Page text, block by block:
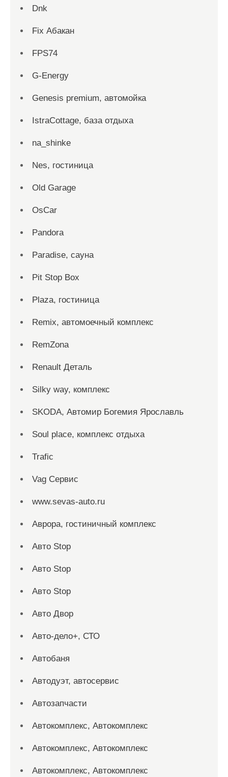
Dnk
Fix Абакан
FPS74
G-Energy
Genesis premium, автомойка
IstraCottage, база отдыха
na_shinke
Nes, гостиница
Old Garage
OsCar
Pandora
Paradise, сауна
Pit Stop Box
Plaza, гостиница
Remix, автомоечный комплекс
RemZona
Renault Деталь
Silky way, комплекс
SKODA, Автомир Богемия Ярославль
Soul place, комплекс отдыха
Trafic
Vag Сервис
www.sevas-auto.ru
Аврора, гостиничный комплекс
Авто Stop
Авто Stop
Авто Stop
Авто Двор
Авто-дело+, СТО
Автобаня
Автодуэт, автосервис
Автозапчасти
Автокомплекс, Автокомплекс
Автокомплекс, Автокомплекс
Автокомплекс, Автокомплекс